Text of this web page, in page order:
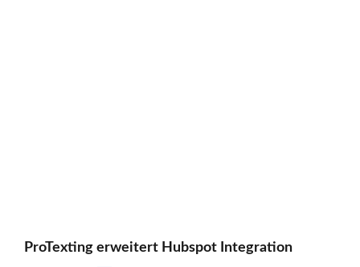
ProTexting erweitert Hubspot Integration